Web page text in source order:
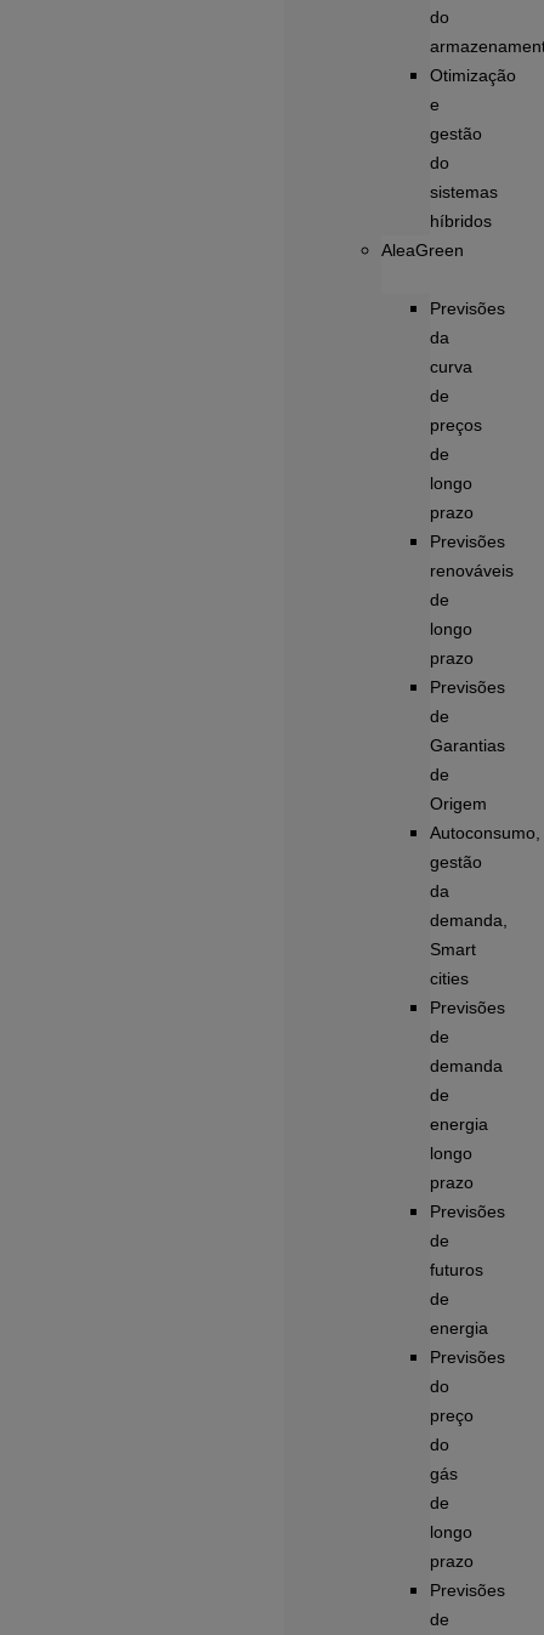
do
Otimização
e
gestão
do
sistemas
híbridos
AleaGreen
Previsões
da
curva
de
preços
de
longo
prazo
Previsões
renováveis
de
longo
prazo
Previsões
de
Garantias
de
Origem
Autoconsumo,
gestão
da
demanda,
Smart
cities
Previsões
de
demanda
de
energia
longo
prazo
Previsões
de
futuros
de
energia
Previsões
do
preço
do
gás
de
longo
prazo
Previsões
de